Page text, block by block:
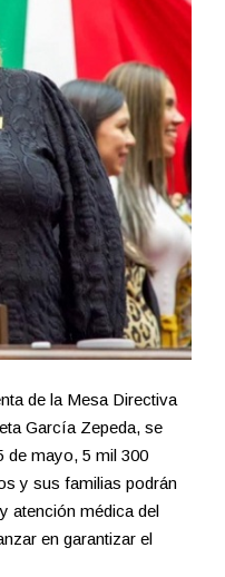
de la Mesa Directiva
García Zepeda, se
de mayo, 5 mil 300
y sus familias podrán
atención médica del
en garantizar el